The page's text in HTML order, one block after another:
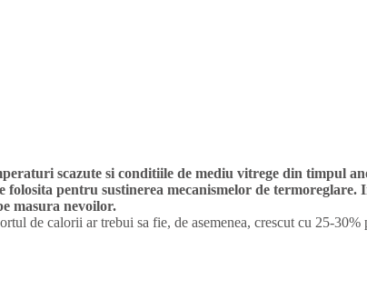
scazute si conditiile de mediu vitrege din timpul
pentru sustinerea mecanismelor de termoreglare.
masura nevoilor.
de calorii ar trebui sa fie, de asemenea, crescut cu 25-30%